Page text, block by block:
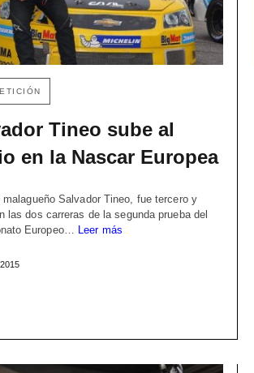
Tineo sube al
en la Nascar Europea
malagueño Salvador Tineo, fue tercero y
las dos carreras de la segunda prueba del
Europeo… Leer más